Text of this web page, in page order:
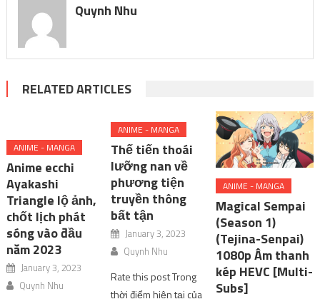
Quynh Nhu
RELATED ARTICLES
ANIME - MANGA
Anime ecchi
Ayakashi
Triangle lộ ảnh,
chốt lịch phát
sóng vào đầu
năm 2023
January 3, 2023
Quynh Nhu
ANIME - MANGA
Thế tiến thoái
lưỡng nan về
phương tiện
truyền thông
bất tận
January 3, 2023
Quynh Nhu
Rate this post Trong
thời điểm hiện tại của
ANIME - MANGA
Magical Sempai
(Season 1)
(Tejina-Senpai)
1080p Âm thanh
kép HEVC [Multi-
Subs]